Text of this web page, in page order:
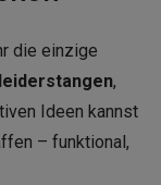
die einzige
,
Ideen kannst
– funktional,